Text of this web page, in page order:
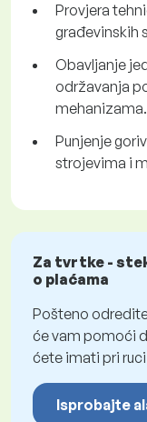
Provjera
građevinskih
Obavljanje
održavanja
mehanizama.
Punjenje
strojevima i
Za tvrtke -
o plaćama
Pošteno
će vam pomoći
ćete imati pri
Isprobajte